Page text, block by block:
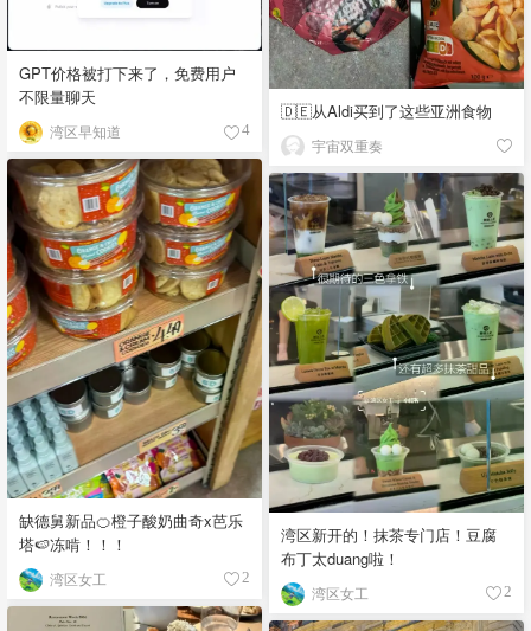
🇩🇪从Aldi买到了这些亚洲食物
宇宙双重奏
GPT价格被打下来了，免费用户
不限量聊天
湾区早知道 4
缺德舅新品🍊橙子酸奶曲奇x芭乐
塔🍉冻啃！！！
湾区女工 2
湾区新开的！抹茶专门店！豆腐
布丁太duang啦！
湾区女工 2